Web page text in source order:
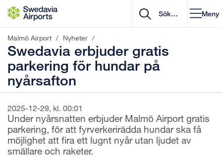
Gå till innehåll
Meny
Malmö Airport / Nyheter /
Swedavia erbjuder gratis
parkering för hundar på
nyårsafton
2025-12-29, kl. 00:01
Under nyårsnatten erbjuder Malmö Airport gratis
parkering, för att fyrverkerirädda hundar ska få
möjlighet att fira ett lugnt nyår utan ljudet av
smällare och raketer.